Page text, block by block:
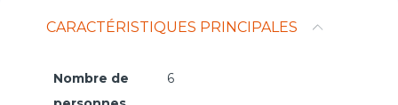
CARACTÉRISTIQUES PRINCIPALES
Nombre de
6